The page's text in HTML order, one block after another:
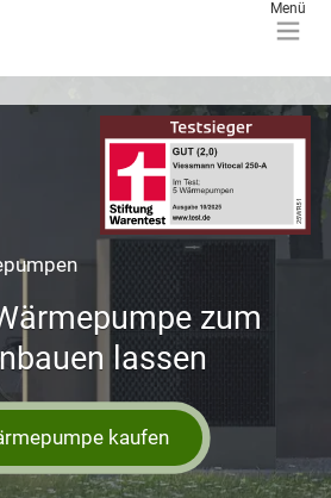
zum
lassen
kaufen